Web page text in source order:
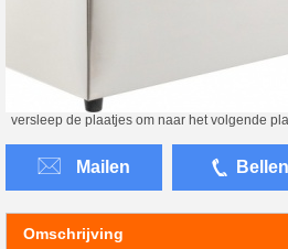
versleep de plaatjes om naar het volgende
Mailen Bellen
Omschrijving